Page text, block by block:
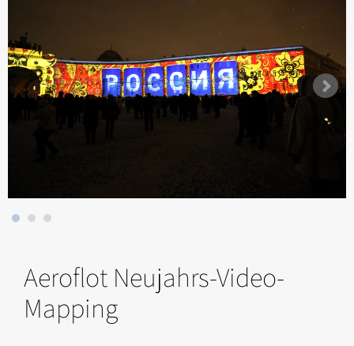
Aeroflot Neujahrs-Video-
Mapping